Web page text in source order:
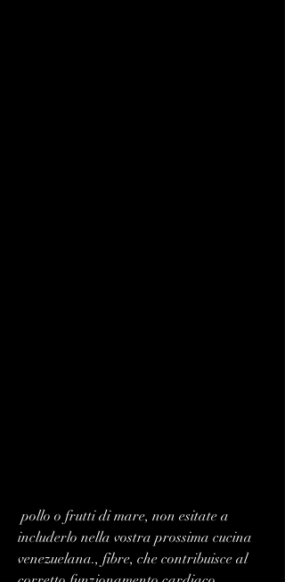
includerlo nella vostra prossima cucina
venezuelana., fibre, che contribuisce al